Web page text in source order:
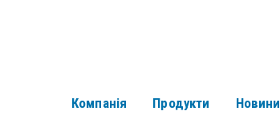
Компанія Продукти Новини